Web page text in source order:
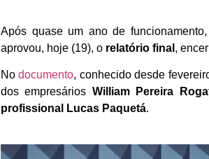
Após quase um ano de
aprovou, hoje (19), o relatório final ,
Nodocumento, conhecido desde
dos empresários William Pereira
profissional Lucas Paquetá.